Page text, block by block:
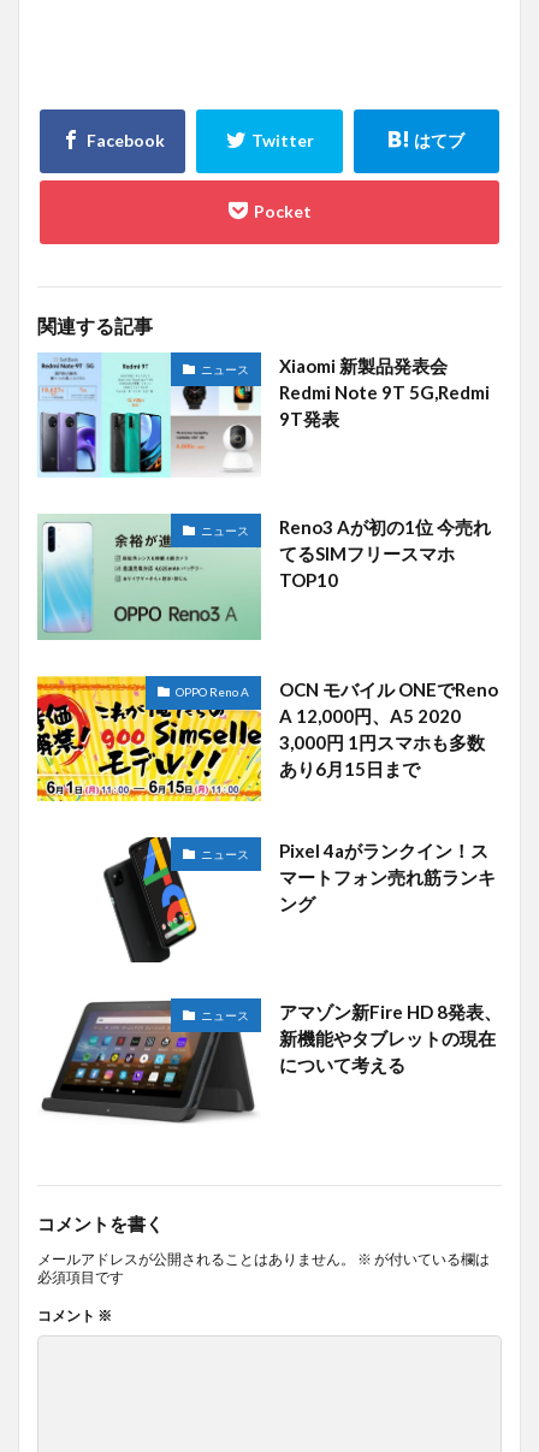
関連する記事
ニュース
Xiaomi 新製品発表会
Redmi Note 9T 5G,Redmi
9T発表
ニュース
Reno3 Aが初の1位 今売れ
てるSIMフリースマホ
TOP10
OPPO Reno A
OCN モバイル ONEでReno
A 12,000円、A5 2020
3,000円 1円スマホも多数
あり6月15日まで
ニュース
Pixel 4aがランクイン！ス
マートフォン売れ筋ランキ
ング
ニュース
アマゾン新Fire HD 8発表、
新機能やタブレットの現在
について考える
コメントを書く
メールアドレスが公開されることはありません。 ※ が付いている欄は
必須項目です
コメント ※